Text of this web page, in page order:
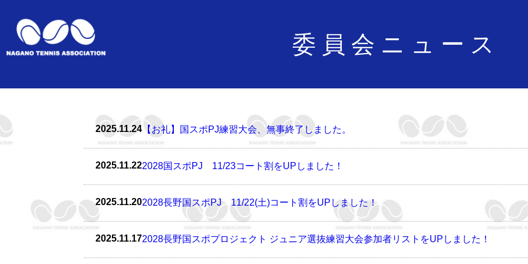
委員会ニュース
2025.11.24 【お礼】国スポPJ練習大会、無事終了しました。
2025.11.222028国スポPJ 11/23コート割をUPしました！
2025.11.202028長野国スポPJ 11/22(土)コート割をUPしました！
2025.11.172028長野国スポプロジェクト ジュニア選抜練習大会参加者リストをUPしました！